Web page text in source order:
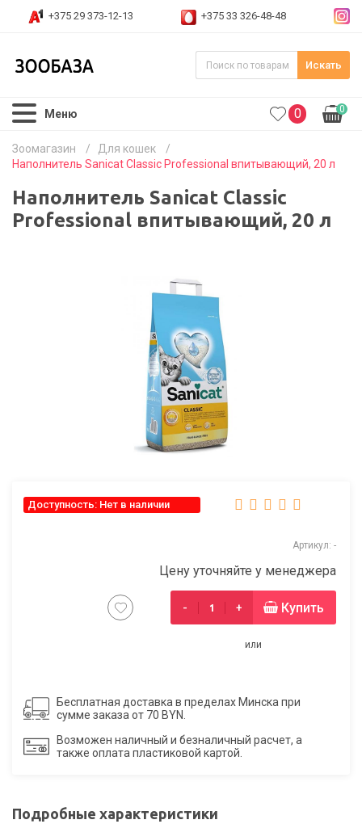
+375 29 373-12-13 +375 33 326-48-48
Искать
Меню 0 0
Зоомагазин / Для кошек
/
Наполнитель Sanicat Classic Professional впитывающий, 20 л
Наполнитель Sanicat Classic
Professional впитывающий, 20 л
Доступность: Нет в наличии
Артикул: -
Цену уточняйте у менеджера
- + Купить
или
Бесплатная доставка в пределах Минска при
сумме заказа от 70 BYN.
Возможен наличный и безналичный расчет, а
также оплата пластиковой картой.
Подробные характеристики